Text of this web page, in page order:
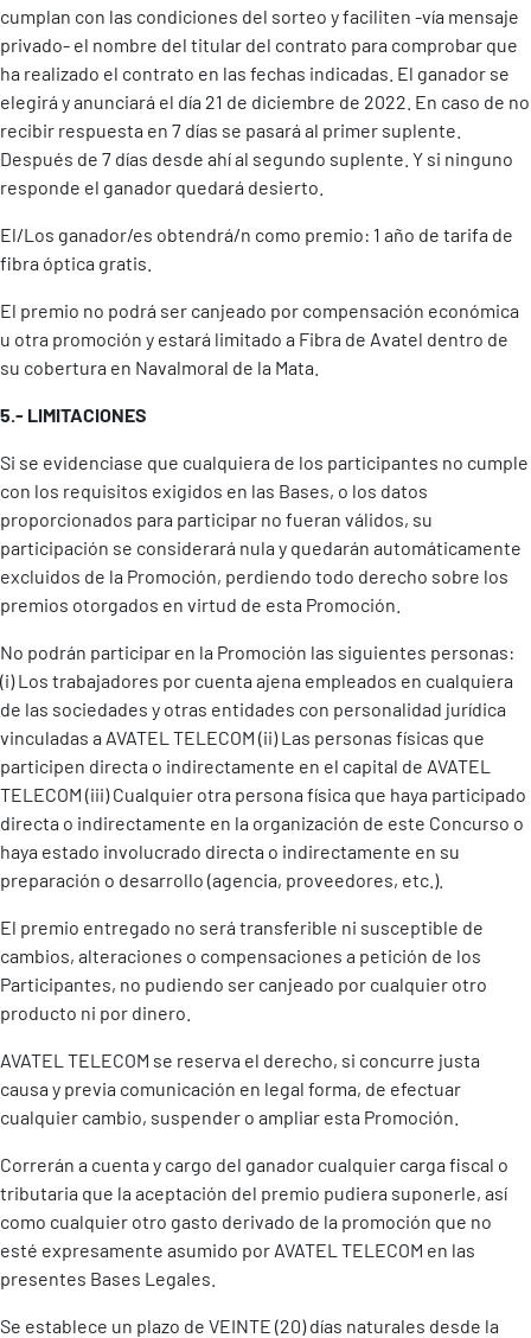
cumplan con las condiciones del sorteo y faciliten -vía mensaje
privado- el nombre del titular del contrato para comprobar que
ha realizado el contrato en las fechas indicadas. El ganador se
elegirá y anunciará el día 21 de diciembre de 2022. En caso de no
recibir respuesta en 7 días se pasará al primer suplente.
Después de 7 días desde ahí al segundo suplente. Y si ninguno
responde el ganador quedará desierto.
El/Los ganador/es obtendrá/n como premio: 1 año de tarifa de
fibra óptica gratis.
El premio no podrá ser canjeado por compensación económica
u otra promoción y estará limitado a Fibra de Avatel dentro de
su cobertura en Navalmoral de la Mata.
5.- LIMITACIONES
Si se evidenciase que cualquiera de los participantes no cumple
con los requisitos exigidos en las Bases, o los datos
proporcionados para participar no fueran válidos, su
participación se considerará nula y quedarán automáticamente
excluidos de la Promoción, perdiendo todo derecho sobre los
premios otorgados en virtud de esta Promoción.
No podrán participar en la Promoción las siguientes personas:
(i) Los trabajadores por cuenta ajena empleados en cualquiera
de las sociedades y otras entidades con personalidad jurídica
vinculadas a AVATEL TELECOM (ii) Las personas físicas que
participen directa o indirectamente en el capital de AVATEL
TELECOM (iii) Cualquier otra persona física que haya participado
directa o indirectamente en la organización de este Concurso o
haya estado involucrado directa o indirectamente en su
preparación o desarrollo (agencia, proveedores, etc.).
El premio entregado no será transferible ni susceptible de
cambios, alteraciones o compensaciones a petición de los
Participantes, no pudiendo ser canjeado por cualquier otro
producto ni por dinero.
AVATEL TELECOM se reserva el derecho, si concurre justa
causa y previa comunicación en legal forma, de efectuar
cualquier cambio, suspender o ampliar esta Promoción.
Correrán a cuenta y cargo del ganador cualquier carga fiscal o
tributaria que la aceptación del premio pudiera suponerle, así
como cualquier otro gasto derivado de la promoción que no
esté expresamente asumido por AVATEL TELECOM en las
presentes Bases Legales.
Se establece un plazo de VEINTE (20) días naturales desde la